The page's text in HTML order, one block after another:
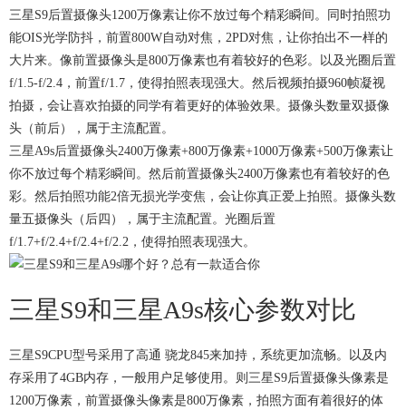
三星S9后置摄像头1200万像素让你不放过每个精彩瞬间。同时拍照功
能OIS光学防抖，前置800W自动对焦，2PD对焦，让你拍出不一样的
大片来。像前置摄像头是800万像素也有着较好的色彩。以及光圈后置
f/1.5-f/2.4，前置f/1.7，使得拍照表现强大。然后视频拍摄960帧凝视
拍摄，会让喜欢拍摄的同学有着更好的体验效果。摄像头数量双摄像
头（前后），属于主流配置。
三星A9s后置摄像头2400万像素+800万像素+1000万像素+500万像素让
你不放过每个精彩瞬间。然后前置摄像头2400万像素也有着较好的色
彩。然后拍照功能2倍无损光学变焦，会让你真正爱上拍照。摄像头数
量五摄像头（后四），属于主流配置。光圈后置
f/1.7+f/2.4+f/2.4+f/2.2，使得拍照表现强大。
三星S9和三星A9s核心参数对比
三星S9CPU型号采用了高通 骁龙845来加持，系统更加流畅。以及内
存采用了4GB内存，一般用户足够使用。则三星S9后置摄像头像素是
1200万像素，前置摄像头像素是800万像素，拍照方面有着很好的体